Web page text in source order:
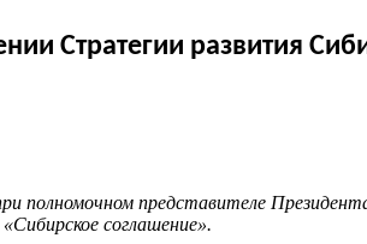
Стратегии развития
полномочном представителе
соглашение».